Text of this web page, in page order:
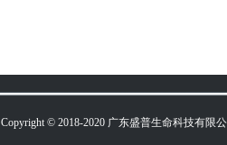
Copyright © 2018-2020 广东盛普生命科技有限